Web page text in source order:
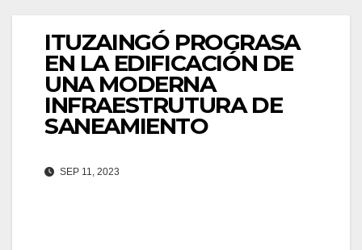
ITUZAINGÓ PROGRASA
EN LA EDIFICACIÓN DE
UNA MODERNA
INFRAESTRUTURA DE
SANEAMIENTO
SEP 11, 2023